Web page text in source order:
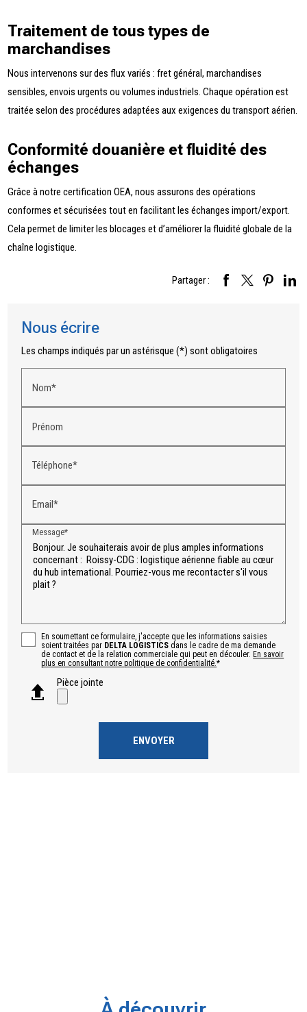
Traitement de tous types de
marchandises
Nous intervenons sur des flux variés : fret général, marchandises
sensibles, envois urgents ou volumes industriels. Chaque opération est
traitée selon des procédures adaptées aux exigences du transport aérien.
Conformité douanière et fluidité des
échanges
Grâce à notre certification OEA, nous assurons des opérations
conformes et sécurisées tout en facilitant les échanges import/export.
Cela permet de limiter les blocages et d’améliorer la fluidité globale de la
chaîne logistique.
Partager :
Nous écrire
Les champs indiqués par un astérisque (*) sont obligatoires
Nom*
Prénom
Téléphone*
Email*
Message*
En soumettant ce formulaire, j'accepte que les informations saisies
soient traitées par DELTA LOGISTICS dans le cadre de ma demande
de contact et de la relation commerciale qui peut en découler. En savoir
plus en consultant notre politique de confidentialité.*
Pièce jointe